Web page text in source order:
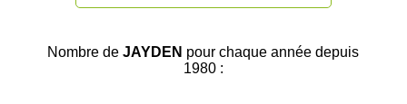
Nombre deJAYDEN pour chaque année depuis
1980 :